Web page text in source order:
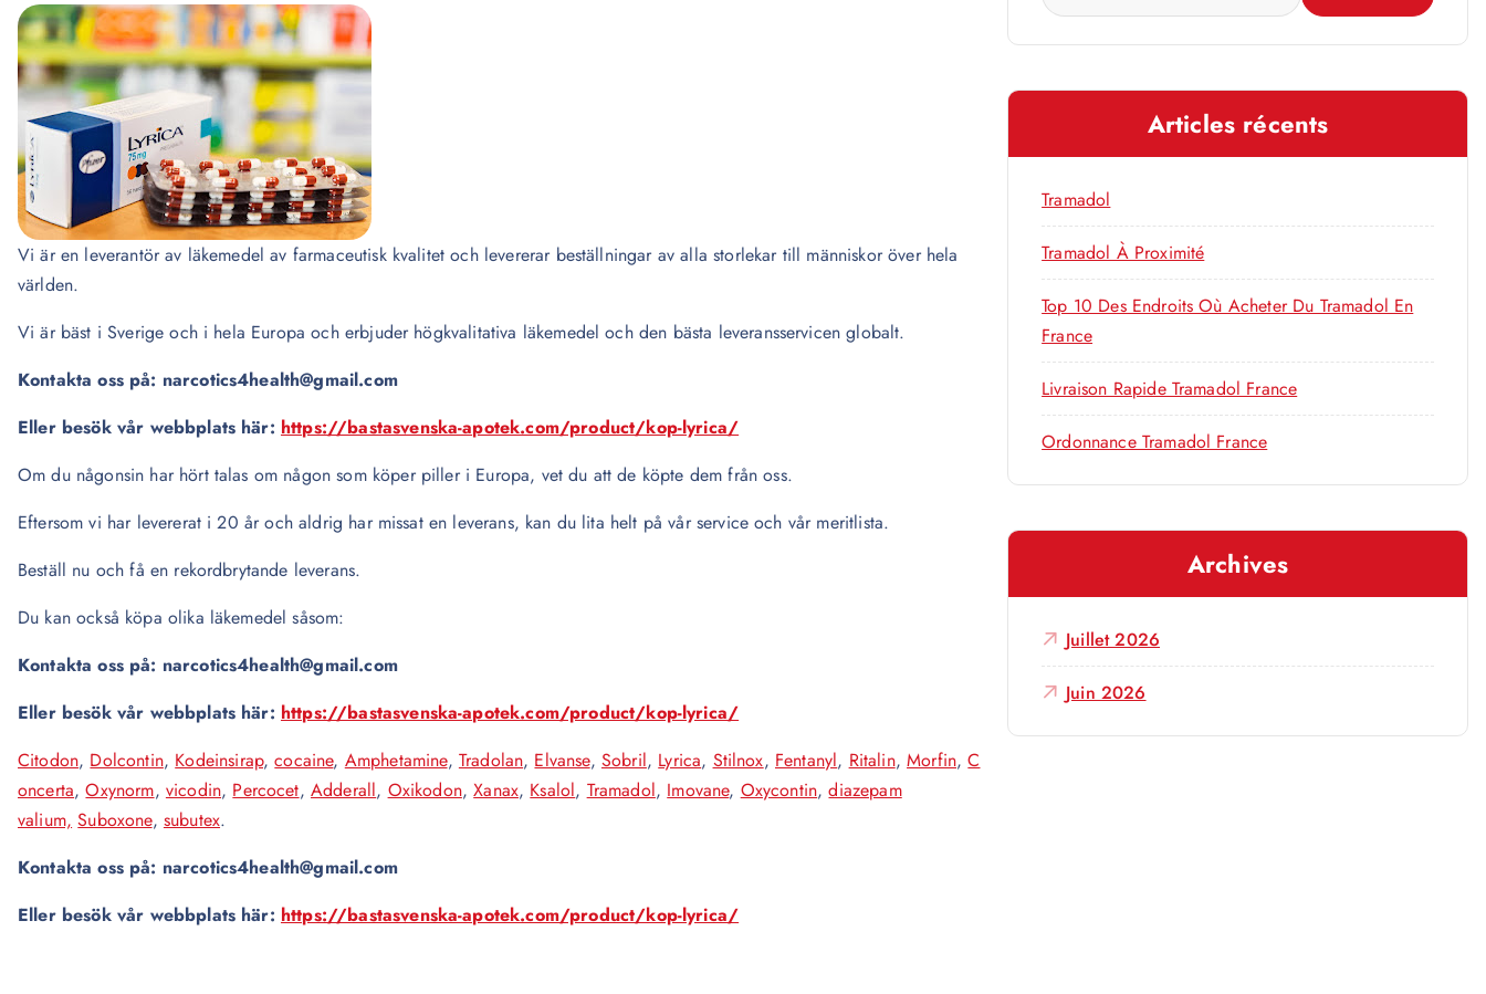
Vi är en leverantör av läkemedel av farmaceutisk kvalitet och levererar beställningar av alla storlekar till människor över hela
världen.
Vi är bäst i Sverige och i hela Europa och erbjuder högkvalitativa läkemedel och den bästa leveransservicen globalt.
Kontakta oss på: narcotics4health@gmail.com
Eller besök vår webbplats här: https://bastasvenska-apotek.com/product/kop-lyrica/
Om du någonsin har hört talas om någon som köper piller i Europa, vet du att de köpte dem från oss.
Eftersom vi har levererat i 20 år och aldrig har missat en leverans, kan du lita helt på vår service och vår meritlista.
Beställ nu och få en rekordbrytande leverans.
Du kan också köpa olika läkemedel såsom:
Kontakta oss på: narcotics4health@gmail.com
Eller besök vår webbplats här: https://bastasvenska-apotek.com/product/kop-lyrica/
Citodon, Dolcontin, Kodeinsirap,cocaine, Amphetamine, Tradolan, Elvanse, Sobril, Lyrica, Stilnox, Fentanyl, Ritalin,Morfin,C
oncerta,Oxynorm, vicodin, Percocet, Adderall, Oxikodon,Xanax, Ksalol, Tramadol, Imovane, Oxycontin,diazepam
valium, Suboxone, subutex.
Kontakta oss på: narcotics4health@gmail.com
Eller besök vår webbplats här: https://bastasvenska-apotek.com/product/kop-lyrica/
e
c
c
h
e
r
:
Articles récents
Tramadol
Tramadol À Proximité
Top 10 Des Endroits Où Acheter Du Tramadol En
France
Livraison Rapide Tramadol France
Ordonnance Tramadol France
Archives
Juillet 2026
Juin 2026